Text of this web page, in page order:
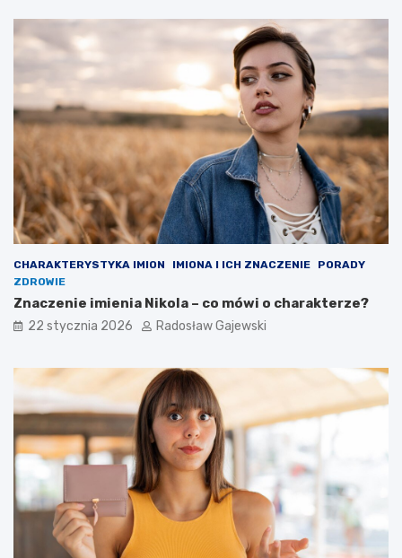
CHARAKTERYSTYKA IMION IMIONA I ICH ZNACZENIE
PORADY
ZDROWIE
Znaczenie imienia Nikola – co mówi o charakterze?
22 stycznia 2026 Radosław Gajewski